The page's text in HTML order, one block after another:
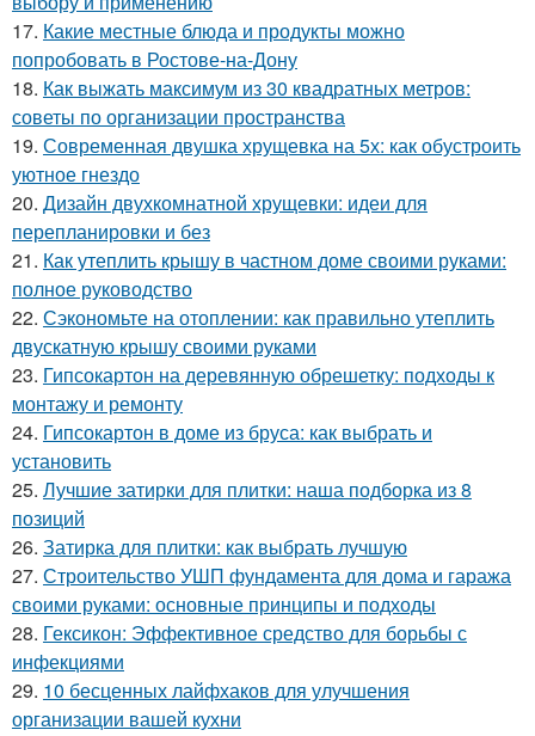
17. Какие местные блюда и продукты можно
попробовать в Ростове-на-Дону
18. Как выжать максимум из 30 квадратных метров:
советы по организации пространства
19. Современная двушка хрущевка на 5х: как обустроить
уютное гнездо
20. Дизайн двухкомнатной хрущевки: идеи для
перепланировки и без
21. Как утеплить крышу в частном доме своими руками:
полное руководство
22. Сэкономьте на отоплении: как правильно утеплить
двускатную крышу своими руками
23. Гипсокартон на деревянную обрешетку: подходы к
монтажу и ремонту
24. Гипсокартон в доме из бруса: как выбрать и
установить
25. Лучшие затирки для плитки: наша подборка из 8
позиций
26. Затирка для плитки: как выбрать лучшую
27. Строительство УШП фундамента для дома и гаража
своими руками: основные принципы и подходы
28. Гексикон: Эффективное средство для борьбы с
инфекциями
29. 10 бесценных лайфхаков для улучшения
организации вашей кухни